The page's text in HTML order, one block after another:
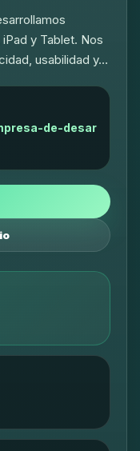
y Tablet. Nos
usabilidad y…
de-desar